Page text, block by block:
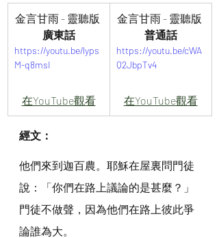
金言甘雨 - 靈聽版
廣東話
https://youtu.be/lyps
M-q8msI
在YouTube觀看
金言甘雨 - 靈聽版
普通話
https://youtu.be/cWA
Q2JbpTv4
在YouTube觀看
經文：
他們來到迦百農。耶穌在屋裏問門徒
說：「你們在路上議論的是甚麼？」
門徒不做聲，因為他們在路上彼此爭
論誰為大。